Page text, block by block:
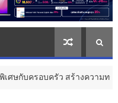
อบครัว สร้างความทรงจำดีๆ ไ